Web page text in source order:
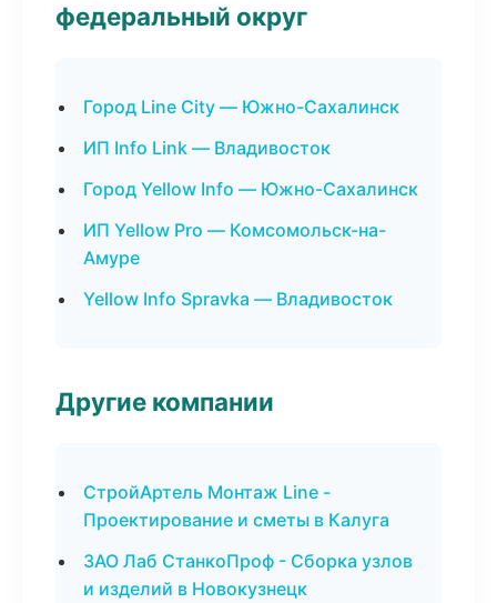
федеральный округ
Город Line City — Южно-Сахалинск
ИП Info Link — Владивосток
Город Yellow Info — Южно-Сахалинск
ИП Yellow Pro — Комсомольск-на-
Амуре
Yellow Info Spravka — Владивосток
Другие компании
СтройАртель Монтаж Line -
Проектирование и сметы в Калуга
ЗАО Лаб СтанкоПроф - Сборка узлов
и изделий в Новокузнецк